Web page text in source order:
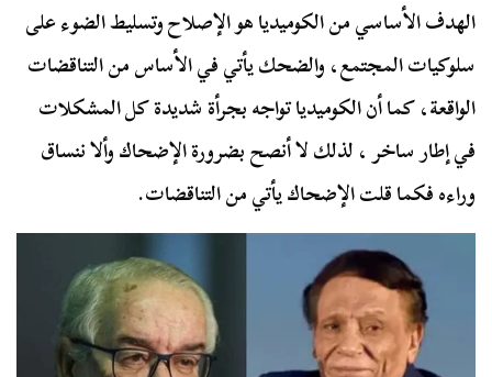
الهدف الأساسي من الكوميديا هو الإصلاح وتسليط الضوء على
سلوكيات المجتمع، والضحك يأتي في الأساس من التناقضات
الواقعة، كما أن الكوميديا تواجه بجرأة شديدة كل المشكلات
في إطار ساخر ، لذلك لا أنصح بضرورة الإضحاك وألا ننساق
وراءه فكما قلت الإضحاك يأتي من التناقضات.